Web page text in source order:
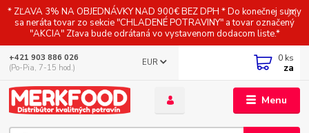
* ZĽAVA 3% NA OBJEDNÁVKY NAD 900€ BEZ DPH * Do konečnej sumy
sa neráta tovar zo sekcie "CHLADENÉ POTRAVINY" a tovar označený
"AKCIA" Zľava bude odrátaná vo vystavenom dodacom liste.*
Menu
EUR
+421 903 886 026
(Po-Pia, 7-15 hod.)
0 ks
za